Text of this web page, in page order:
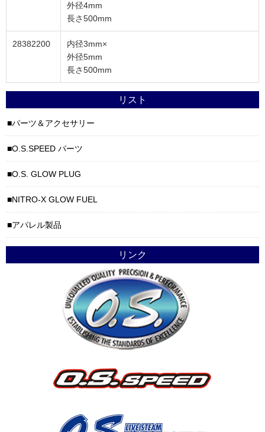
外径4mm
長さ500mm
28382200
内径3mm×
外径5mm
長さ500mm
リスト
パーツ＆アクセサリー
O.S.SPEED パーツ
O.S. GLOW PLUG
NITRO-X GLOW FUEL
アパレル製品
リンク